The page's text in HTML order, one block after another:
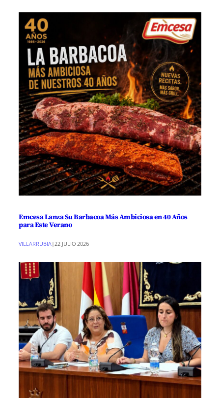
Emcesa Lanza Su Barbacoa Más Ambiciosa en 40 Años
para Este Verano
VILLARRUBIA | 22 JULIO 2026